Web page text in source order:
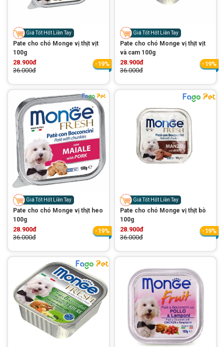
spa cho thú cưng
Thông tin về chó
Thông tin về mèo
CHÍNH SÁCH
Chính sách mua hàng Chính sách vận chuyển
Chính sách bảo hành Chính sách bảo mật
Chính sách đổi trả
LIÊN HỆ
0929894774
Giá Tốt Hốt Liền Tay
Pate cho chó Monge vị thịt vịt
100g
28.900đ
36.000đ
-19%
Giá Tốt Hốt Liền Tay
Pate cho chó Monge vị thịt vịt
và cam 100g
28.900đ
36.000đ
-19%
Giá Tốt Hốt Liền Tay
Pate cho chó Monge vị thịt heo
100g
28.900đ
36.000đ
-19%
Giá Tốt Hốt Liền Tay
Pate cho chó Monge vị thịt bò
100g
28.900đ
36.000đ
-19%